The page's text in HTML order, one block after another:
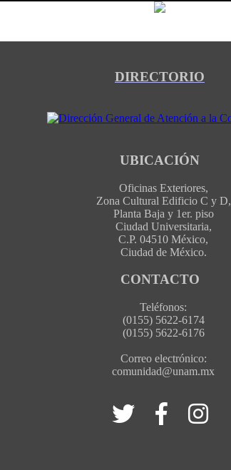
DIRECTORIO
UBICACIÓN
Oficinas Exteriores,
Zona Cultural Edificio C y D,
Planta Baja y 1er. piso
Ciudad Universitaria,
C.P. 04510 México,
Ciudad de México.
CONTACTO
Teléfonos:
(0155) 5622-6174
(0155) 5622-6176
Correo electrónico:
comunidad@unam.mx